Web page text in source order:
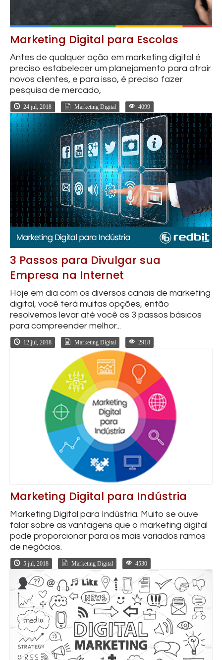
Marketing Digital para Escolas
Antes de qualquer ação em marketing digital é
preciso estabelecer um planejamento para atrair
novos clientes, e para isso, é preciso fazer
pesquisa de mercado,
24 jul, 2018 Marketing Digital 4099
3 Passos para Divulgar sua
Empresa na Internet
Hoje em dia com os diversos canais de marketing
digital, você terá muitas opções, então
resolvemos levar até você os 3 passos básicos
para compreender melhor...
12 jul, 2018 Marketing Digital 2918
Marketing Digital para Indústria
Marketing Digital para Indústria. Muito se ouve
falar sobre as vantagens que o marketing digital
pode proporcionar para os mais variados ramos
de negócios.
5 jul, 2018 Marketing Digital 4530